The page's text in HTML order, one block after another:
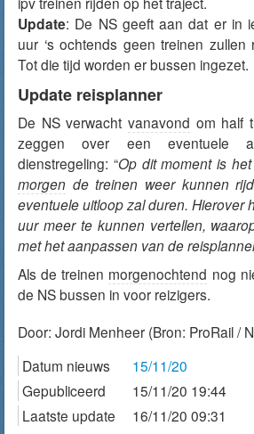
Update: De NS geeft aan dat er in
uur ‘s ochtends geen treinen
Tot die tijd worden er bussen ingezet.
Update reisplanner
De NS verwacht vanavond om half
zeggen over een eventuele
dienstregeling: “Op dit moment is
morgen de treinen weer kunnen
eventuele uitloop zal duren. Hierover
uur meer te kunnen vertellen,
met het aanpassen van de
Als de treinen morgenochtend nog
de NS bussen in voor reizigers.
Door: Jordi Menheer (Bron: ProRail /
Datum nieuws
15/11/20
Gepubliceerd
15/11/20 19:44
Laatste update
16/11/20 09:31